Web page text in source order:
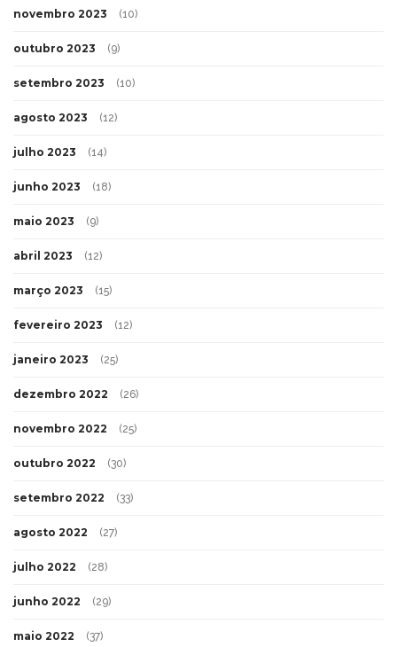
novembro 2023 (10)
outubro 2023 (9)
setembro 2023 (10)
agosto 2023 (12)
julho 2023 (14)
junho 2023 (18)
maio 2023 (9)
abril 2023 (12)
março 2023 (15)
fevereiro 2023 (12)
janeiro 2023 (25)
dezembro 2022 (26)
novembro 2022 (25)
outubro 2022 (30)
setembro 2022 (33)
agosto 2022 (27)
julho 2022 (28)
junho 2022 (29)
maio 2022 (37)